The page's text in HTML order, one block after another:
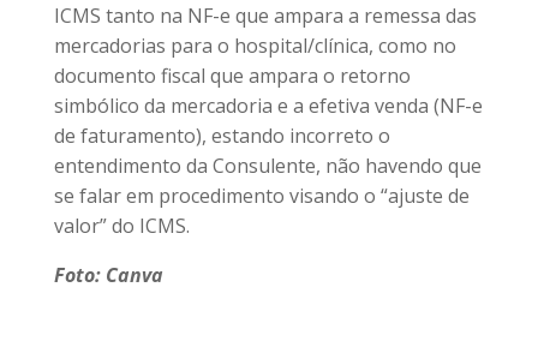
ICMS tanto na NF-e que ampara a remessa das
mercadorias para o hospital/clínica, como no
documento fiscal que ampara o retorno
simbólico da mercadoria e a efetiva venda (NF-e
de faturamento), estando incorreto o
entendimento da Consulente, não havendo que
se falar em procedimento visando o “ajuste de
valor” do ICMS.
Foto: Canva